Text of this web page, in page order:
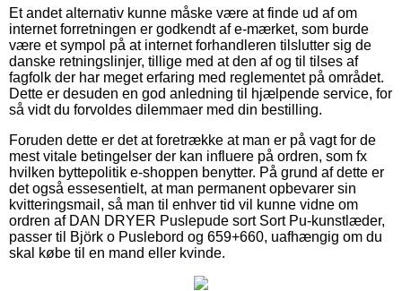
Et andet alternativ kunne måske være at finde ud af om
internet forretningen er godkendt af e-mærket, som burde
være et sympol på at internet forhandleren tilslutter sig de
danske retningslinjer, tillige med at den af og til tilses af
fagfolk der har meget erfaring med reglementet på området.
Dette er desuden en god anledning til hjælpende service, for
så vidt du forvoldes dilemmaer med din bestilling.
Foruden dette er det at foretrække at man er på vagt for de
mest vitale betingelser der kan influere på ordren, som fx
hvilken byttepolitik e-shoppen benytter. På grund af dette er
det også essesentielt, at man permanent opbevarer sin
kvitteringsmail, så man til enhver tid vil kunne vidne om
ordren af DAN DRYER Puslepude sort Sort Pu-kunstlæder,
passer til Björk o Puslebord og 659+660, uafhængig om du
skal købe til en mand eller kvinde.